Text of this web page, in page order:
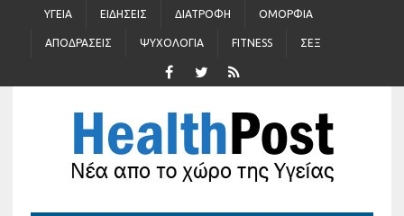
ΥΓΕΊΑ ΕΙΔΉΣΕΙΣ ΔΙΑΤΡΟΦΉ ΟΜΟΡΦΙΆ
ΑΠΟΔΡΆΣΕΙΣ ΨΥΧΟΛΟΓΊΑ FITNESS ΣΈΞ